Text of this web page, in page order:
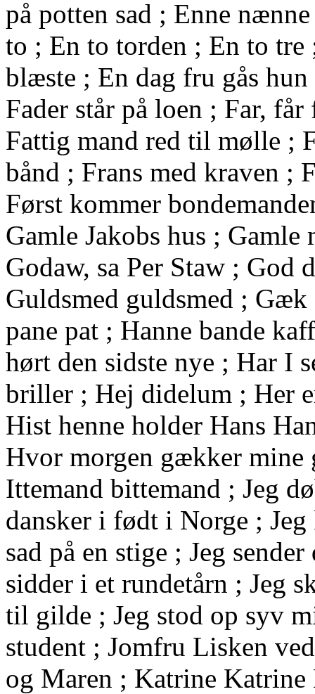
på potten sad ; Enne
to ; En to torden ; En to
blæste ; En dag fru gås
Fader står på loen ; Far,
Fattig mand red til mølle ;
bånd ; Frans med kraven ;
Først kommer
Gamle Jakobs hus ;
Godaw, sa Per Staw ; God
Guldsmed guldsmed ;
pane pat ; Hanne bande
hørt den sidste nye ; Har I
briller ; Hej didelum ; Her
Hist henne holder Hans
Hvor morgen gækker
Ittemand bittemand ; Jeg
dansker i født i Norge ;
sad på en stige ; Jeg
sidder i et rundetårn ; Jeg
til gilde ; Jeg stod op syv
student ; Jomfru Lisken
og Maren ; Katrine